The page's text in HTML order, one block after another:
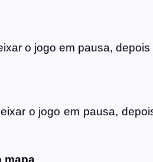
o jogo em pausa,
o jogo em pausa,
mapa